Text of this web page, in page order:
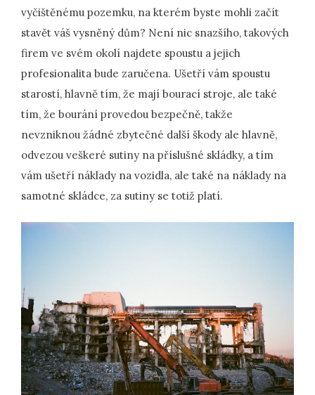
vyčištěnému pozemku, na kterém byste mohli začít
stavět váš vysněný dům? Není nic snazšího, takových
firem ve svém okolí najdete spoustu a jejich
profesionalita bude zaručena. Ušetří vám spoustu
starostí, hlavně tím, že mají bourací stroje, ale také
tím, že bourání provedou bezpečně, takže
nevzniknou žádné zbytečné další škody ale hlavně,
odvezou veškeré sutiny na příslušné skládky, a tím
vám ušetří náklady na vozidla, ale také na náklady na
samotné skládce, za sutiny se totiž platí.